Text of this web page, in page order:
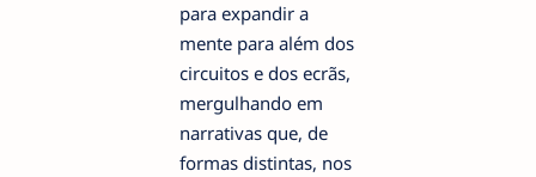
para expandir a
mente para além dos
circuitos e dos ecrãs,
mergulhando em
narrativas que, de
formas distintas, nos